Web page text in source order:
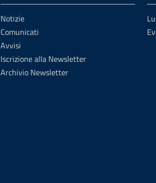
Notizie
Comunicati
Avvisi
Iscrizione alla Newsletter
Archivio Newsletter